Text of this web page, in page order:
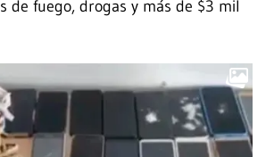
de fuego, drogas y más de $3 mil